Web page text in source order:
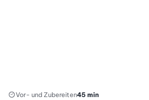
Vor- und Zubereiten45 min